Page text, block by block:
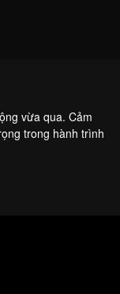
vừa qua. Cảm
trong hành trình